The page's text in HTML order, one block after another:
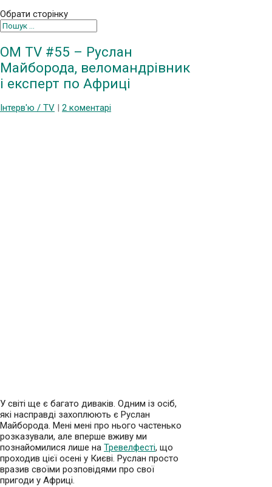
Обрати сторінку
OM TV #55 – Руслан
Майборода, веломандрівник
і експерт по Африці
Інтерв'ю / TV 2 коментарі
У світі ще є багато диваків. Одним із осіб,
які насправді захоплюють є Руслан
Майборода. Мені мені про нього частенько
розказували, але вперше вживу ми
познайомилися лише на Тревелфесті, що
проходив цієї осені у Києві. Руслан просто
вразив своїми розповідями про свої
пригоди у Африці.